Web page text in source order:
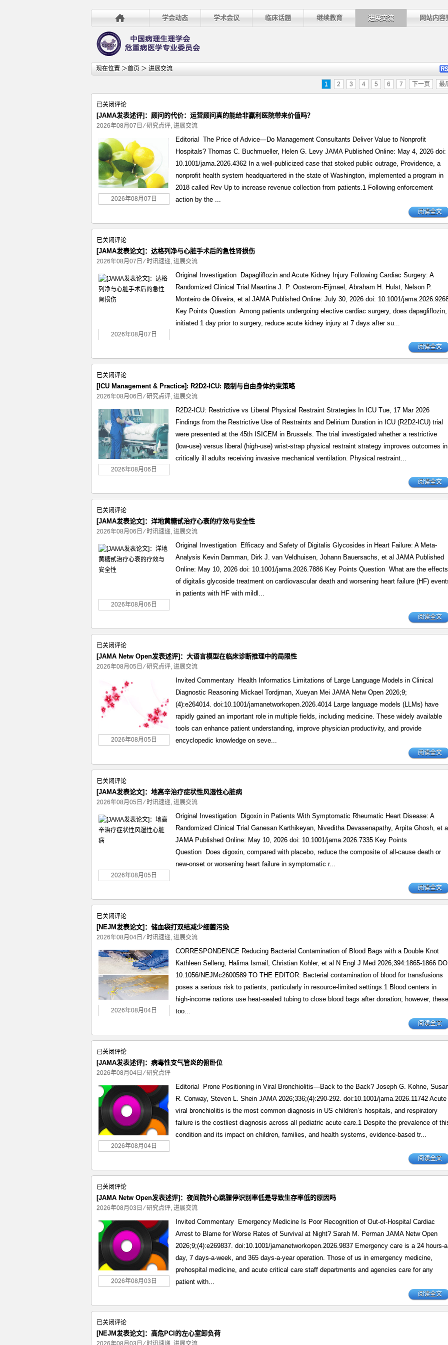
学会动态 学术会议 临床话题 继续教育 进展交流 网站内容
现在位置 ＞首页 ＞ 进展交流
1 2 3 4 5 6 7 下一页 最
[JAMA
发
表
评]：
顾
问
的
代
顾
问
真
的
能
给
非
赢
值
吗？
已关闭评论
[JAMA发表述评]：顾问的代价：运营顾问真的能给非赢利医院带来价值吗？
2026年08月07日 ⁄研究点评, 进展交流
2026年08月07日
Editorial The Price of Advice—Do Management Consultants Deliver Value to Nonprofit
Hospitals? Thomas C. Buchmueller, Helen G. Levy JAMA Published Online: May 4, 2026 doi:
10.1001/jama.2026.4362 In a well-publicized case that stoked public outrage, Providence, a
nonprofit health system headquartered in the state of Washington, implemented a program in
2018 called Rev Up to increase revenue collection from patients.1 Following enforcement
action by the ...
阅读全文
[JAMA
发
表
文]：
达
格
手
术
后
的
急
性
肾
损
伤
已关闭评论
[JAMA发表论文]：达格列净与心脏手术后的急性肾损伤
2026年08月07日 ⁄时讯速递, 进展交流
2026年08月07日
Original Investigation Dapagliflozin and Acute Kidney Injury Following Cardiac Surgery: A
Randomized Clinical Trial Maartina J. P. Oosterom-Eijmael, Abraham H. Hulst, Nelson P.
Monteiro de Oliveira, et al JAMA Published Online: July 30, 2026 doi: 10.1001/
Key Points Question Among patients undergoing elective cardiac surgery, does dapagliflozin,
initiated 1 day prior to surgery, reduce acute kidney injury at 7 days after su...
阅读全文
[ICU
Management
&
R2D2-
ICU:
限
与
体
约
束
策
略
已关闭评论
[ICU Management & Practice]: R2D2-ICU: 限制与自由身体约束策略
2026年08月06日 ⁄研究点评, 进展交流
2026年08月06日
R2D2-ICU: Restrictive vs Liberal Physical Restraint Strategies In ICU Tue, 17 Mar 2026
Findings from the Restrictive Use of Restraints and Delirium Duration in ICU (R2D2-ICU) trial
were presented at the 45th ISICEM in Brussels. The trial investigated whether a restrictive
(low-use) versus liberal (high-use) wrist-strap physical restraint strategy improves outcomes in
critically ill adults receiving invasive mechanical ventilation. Physical restraint...
阅读全文
[JAMA
发
表
文]：
洋
地
心
衰
的
疗
全
性
已关闭评论
[JAMA发表论文]：洋地黄糖甙治疗心衰的疗效与安全性
2026年08月06日 ⁄时讯速递, 进展交流
2026年08月06日
Original Investigation Efficacy and Safety of Digitalis Glycosides in Heart Failure: A Meta-
Analysis Kevin Damman, Dirk J. van Veldhuisen, Johann Bauersachs, et al JAMA Published
Online: May 10, 2026 doi: 10.1001/jama.2026.7886 Key Points Question What are the effects
of digitalis glycoside treatment on cardiovascular death and worsening heart failure (HF)
in patients with HF with mildl...
阅读全文
[JAMA
Netw
Open
评]：
大
在
临
床
诊
断
推
理
中
已关闭评论
[JAMA Netw Open发表述评]：大语言模型在临床诊断推理中的局限性
2026年08月05日 ⁄研究点评, 进展交流
2026年08月05日
Invited Commentary Health Informatics Limitations of Large Language Models in Clinical
Diagnostic Reasoning Mickael Tordjman, Xueyan Mei JAMA Netw Open 2026;9;
(4):e264014. doi:10.1001/jamanetworkopen.2026.4014 Large language models (LLMs) have
rapidly gained an important role in multiple fields, including medicine. These widely available
tools can enhance patient understanding, improve physician productivity, and provide
encyclopedic knowledge on seve...
阅读全文
[JAMA
发
表
文]：
地
高
性
风
湿
性
心
已关闭评论
[JAMA发表论文]：地高辛治疗症状性风湿性心脏病
2026年08月05日 ⁄时讯速递, 进展交流
2026年08月05日
Original Investigation Digoxin in Patients With Symptomatic Rheumatic Heart Disease: A
Randomized Clinical Trial Ganesan Karthikeyan, Niveditha Devasenapathy, Arpita Ghosh, et
JAMA Published Online: May 10, 2026 doi: 10.1001/jama.2026.7335 Key Points
Question Does digoxin, compared with placebo, reduce the composite of all-cause death or
new-onset or worsening heart failure in symptomatic r...
阅读全文
[NEJM
发
表
文]：
血
打
少
细
菌
污
染
已关闭评论
[NEJM发表论文]：储血袋打双结减少细菌污染
2026年08月04日 ⁄时讯速递, 进展交流
2026年08月04日
CORRESPONDENCE Reducing Bacterial Contamination of Blood Bags with a Double Knot
Kathleen Selleng, Halima Ismail, Christian Kohler, et al N Engl J Med 2026;394:1865-1866
10.1056/NEJMc2600589 TO THE EDITOR: Bacterial contamination of blood for transfusions
poses a serious risk to patients, particularly in resource-limited settings.1 Blood centers in
high-income nations use heat-sealed tubing to close blood bags after donation; however, these
too...
阅读全文
[JAMA
发
表
评]：
病
毒
支
的
俯
卧
位
已关闭评论
[JAMA发表述评]：病毒性支气管炎的俯卧位
2026年08月04日 ⁄研究点评
2026年08月04日
Editorial Prone Positioning in Viral Bronchiolitis—Back to the Back? Joseph G. Kohne,
R. Conway, Steven L. Shein JAMA 2026;336;(4):290-292. doi:10.1001/jama.2026.11742 Acute
viral bronchiolitis is the most common diagnosis in US children’s hospitals, and respiratory
failure is the costliest diagnosis across all pediatric acute care.1 Despite the prevalence of
condition and its impact on children, families, and health systems, evidence-based tr...
阅读全文
[JAMA
Netw
Open
述
评]：
间
跳
骤
停
已关闭评论
[JAMA Netw Open发表述评]：夜间院外心跳骤停识别率低是导致生存率低的原因吗
2026年08月03日 ⁄研究点评, 进展交流
2026年08月03日
Invited Commentary Emergency Medicine Is Poor Recognition of Out-of-Hospital Cardiac
Arrest to Blame for Worse Rates of Survival at Night? Sarah M. Perman JAMA Netw Open
2026;9;(4):e269837. doi:10.1001/jamanetworkopen.2026.9837 Emergency care is a 24 hours-
day, 7 days-a-week, and 365 days-a-year operation. Those of us in emergency medicine,
prehospital medicine, and acute critical care staff departments and agencies care for any
patient with...
阅读全文
[NEJM
发
表
已关闭评论
[NEJM发表论文]：高危PCI的左心室卸负荷
2026年08月03日 ⁄ 时讯速递 进展交流